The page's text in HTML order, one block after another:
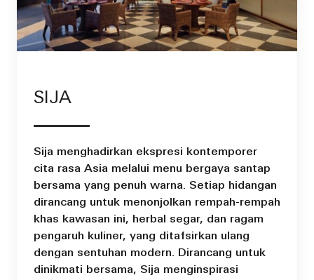
SIJA
Sija menghadirkan ekspresi kontemporer
cita rasa Asia melalui menu bergaya santap
bersama yang penuh warna. Setiap hidangan
dirancang untuk menonjolkan rempah-rempah
khas kawasan ini, herbal segar, dan ragam
pengaruh kuliner, yang ditafsirkan ulang
dengan sentuhan modern. Dirancang untuk
dinikmati bersama, Sija menginspirasi